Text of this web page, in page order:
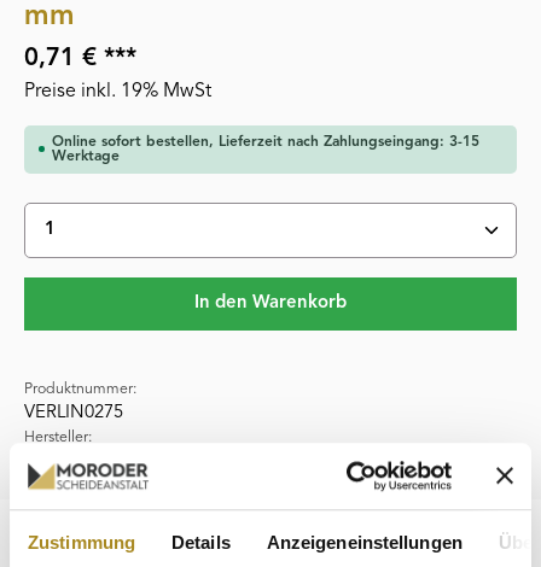
Zustimmung Details Anzeigeneinstellungen
mm
0,71 € ***
Preise inkl. 19% MwSt
Online sofort bestellen, Lieferzeit nach Zahlungseingang: 3-15
Werktage
Produkt Anzahl: Gib den gewünschten Wert ein
In den Warenkorb
Produktnummer:
VERLIN0275
Hersteller:
LINDNER Falzlos-Gesellschaft mbH
Beschreibung